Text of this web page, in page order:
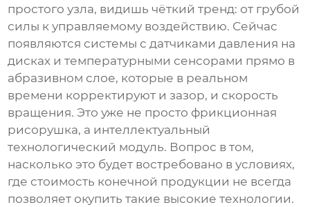
простого узла, видишь чёткий тренд: от грубой
силы к управляемому воздействию. Сейчас
появляются системы с датчиками давления на
дисках и температурными сенсорами прямо в
абразивном слое, которые в реальном
времени корректируют и зазор, и скорость
вращения. Это уже не просто фрикционная
рисорушка, а интеллектуальный
технологический модуль. Вопрос в том,
насколько это будет востребовано в условиях,
где стоимость конечной продукции не всегда
позволяет окупить такие высокие технологии.